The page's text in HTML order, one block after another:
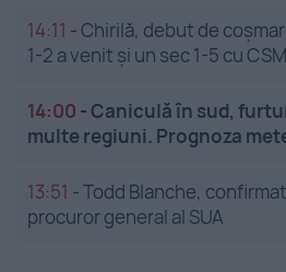
14:11 -Chirilă, debut de coșmar
1-2 a venit și un sec 1-5 cu
14:00 -Caniculă în sud,
multe regiuni. Prognoza
13:51 -Todd Blanche,
procuror general al SUA